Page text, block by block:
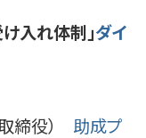
入れ体制」ダイ
締役） 助成プ